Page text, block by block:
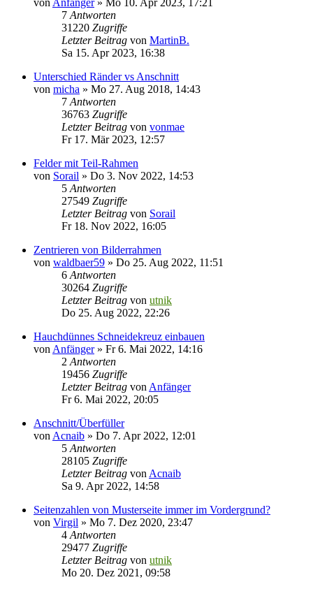
7 Antworten
31220 Zugriffe
Letzter Beitrag von MartinB.
Sa 15. Apr 2023, 16:38
Unterschied Ränder vs Anschnitt
von micha » Mo 27. Aug 2018, 14:43
7 Antworten
36763 Zugriffe
Letzter Beitrag von vonmae
Fr 17. Mär 2023, 12:57
Felder mit Teil-Rahmen
von Sorail » Do 3. Nov 2022, 14:53
5 Antworten
27549 Zugriffe
Letzter Beitrag von Sorail
Fr 18. Nov 2022, 16:05
Zentrieren von Bilderrahmen
von waldbaer59 » Do 25. Aug 2022, 11:51
6 Antworten
30264 Zugriffe
Letzter Beitrag von utnik
Do 25. Aug 2022, 22:26
Hauchdünnes Schneidekreuz einbauen
von Anfänger» Fr 6. Mai 2022, 14:16
2 Antworten
19456 Zugriffe
Letzter Beitrag von Anfänger
Fr 6. Mai 2022, 20:05
Anschnitt/Überfüller
von Acnaib » Do 7. Apr 2022, 12:01
5 Antworten
28105 Zugriffe
Letzter Beitrag von Acnaib
Sa 9. Apr 2022, 14:58
Seitenzahlen von Musterseite immer im Vordergrund?
von Virgil » Mo 7. Dez 2020, 23:47
4 Antworten
29477 Zugriffe
Letzter Beitrag von utnik
Mo 20. Dez 2021, 09:58